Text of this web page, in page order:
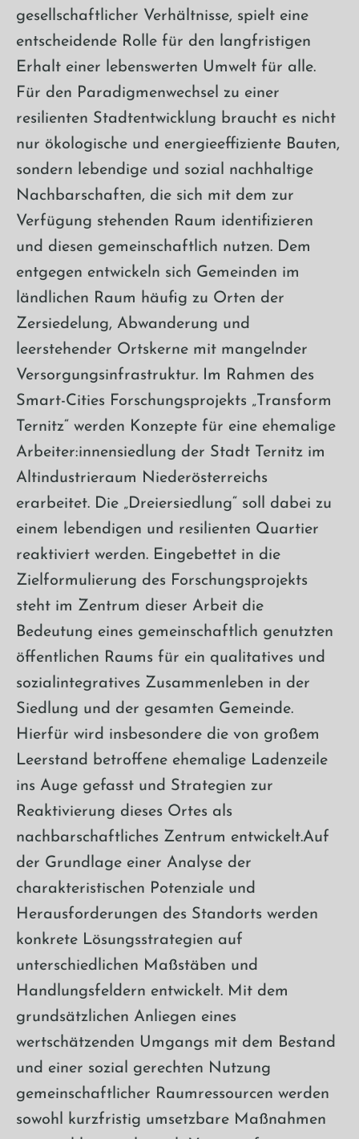
gesellschaftlicher Verhältnisse, spielt eine
entscheidende Rolle für den langfristigen
Erhalt einer lebenswerten Umwelt für alle.
Für den Paradigmenwechsel zu einer
resilienten Stadtentwicklung braucht es nicht
nur ökologische und energieeffiziente Bauten,
sondern lebendige und sozial nachhaltige
Nachbarschaften, die sich mit dem zur
Verfügung stehenden Raum identifizieren
und diesen gemeinschaftlich nutzen. Dem
entgegen entwickeln sich Gemeinden im
ländlichen Raum häufig zu Orten der
Zersiedelung, Abwanderung und
leerstehender Ortskerne mit mangelnder
Versorgungsinfrastruktur. Im Rahmen des
Smart-Cities Forschungsprojekts „Transform
Ternitz“ werden Konzepte für eine ehemalige
Arbeiter:innensiedlung der Stadt Ternitz im
Altindustrieraum Niederösterreichs
erarbeitet. Die „Dreiersiedlung“ soll dabei zu
einem lebendigen und resilienten Quartier
reaktiviert werden. Eingebettet in die
Zielformulierung des Forschungsprojekts
steht im Zentrum dieser Arbeit die
Bedeutung eines gemeinschaftlich genutzten
öffentlichen Raums für ein qualitatives und
sozialintegratives Zusammenleben in der
Siedlung und der gesamten Gemeinde.
Hierfür wird insbesondere die von großem
Leerstand betroffene ehemalige Ladenzeile
ins Auge gefasst und Strategien zur
Reaktivierung dieses Ortes als
nachbarschaftliches Zentrum entwickelt.Auf
der Grundlage einer Analyse der
charakteristischen Potenziale und
Herausforderungen des Standorts werden
konkrete Lösungsstrategien auf
unterschiedlichen Maßstäben und
Handlungsfeldern entwickelt. Mit dem
grundsätzlichen Anliegen eines
wertschätzenden Umgangs mit dem Bestand
und einer sozial gerechten Nutzung
gemeinschaftlicher Raumressourcen werden
sowohl kurzfristig umsetzbare Maßnahmen